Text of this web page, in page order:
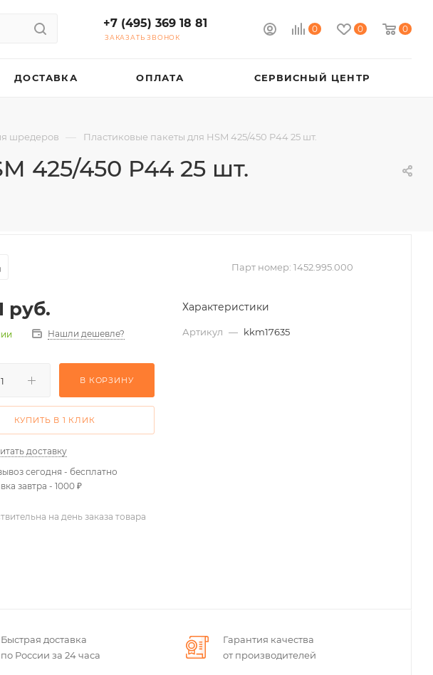
0 0 0
+7 (495) 369 18 81
ЗАКАЗАТЬ ЗВОНОК
ДОСТАВКА ОПЛАТА СЕРВИСНЫЙ ЦЕНТР
шредеров — Пластиковые пакеты для HSM 425/450 P44 25 шт.
425/450 P44 25 шт.
Парт номер: 1452.995.000
руб.
Нашли дешевле?
В КОРЗИНУ
КУПИТЬ В 1 КЛИК
доставку
сегодня - бесплатно
завтра - 1000 ₽
Характеристики
Артикул — kkm17635
на день заказа товара
Быстрая доставка
по России за 24 часа
Гарантия качества
от производителей